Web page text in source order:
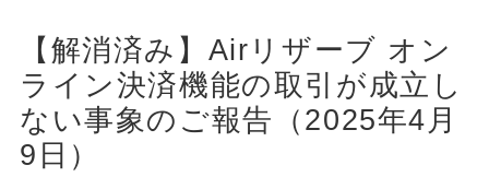
【解消済み】Airリザーブ オン
ライン決済機能の取引が成立し
ない事象のご報告（2025年4月
9日）